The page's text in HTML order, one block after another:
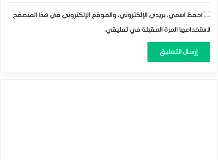
احفظ اسمي، بريدي الإلكتروني، والموقع الإلكتروني في هذا المتصفح
لاستخدامها المرة المقبلة في تعليقي.